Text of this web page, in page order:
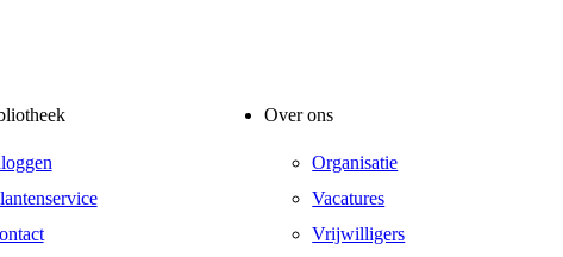
Over ons
Organisatie
Vacatures
Vrijwilligers